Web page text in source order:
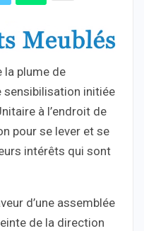
la plume de
sensibilisation initiée
à l’endroit de
pour se lever et se
intérêts qui sont
d’une assemblée
de la direction